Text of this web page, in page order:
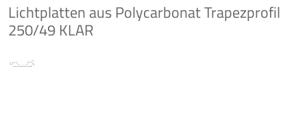
Lichtplatten aus Polycarbonat Trapezprofil
250/49 KLAR